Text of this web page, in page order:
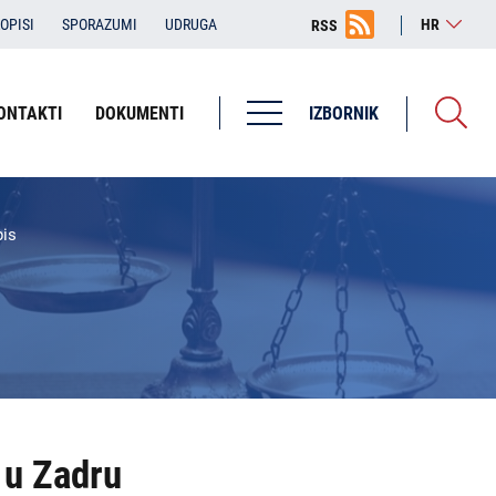
SPORAZUMI UDRUGA HR
RSS
IZBORNIK
Županijska državna odvjetništva
ŽDO Bjelovar
ŽDO Dubrovnik
ŽDO Karlovac
ŽDO Pula - Pola
DOKUMENTI
Zadru